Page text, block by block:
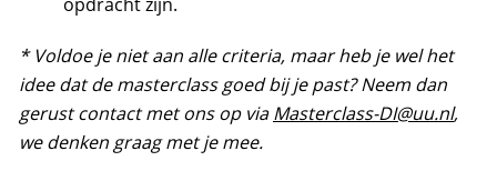
* Voldoe je niet aan alle criteria, maar heb je wel het
idee dat de masterclass goed bij je past? Neem dan
gerust contact met ons op viaMasterclass-DI@uu.nl,
we denken graag met je mee.